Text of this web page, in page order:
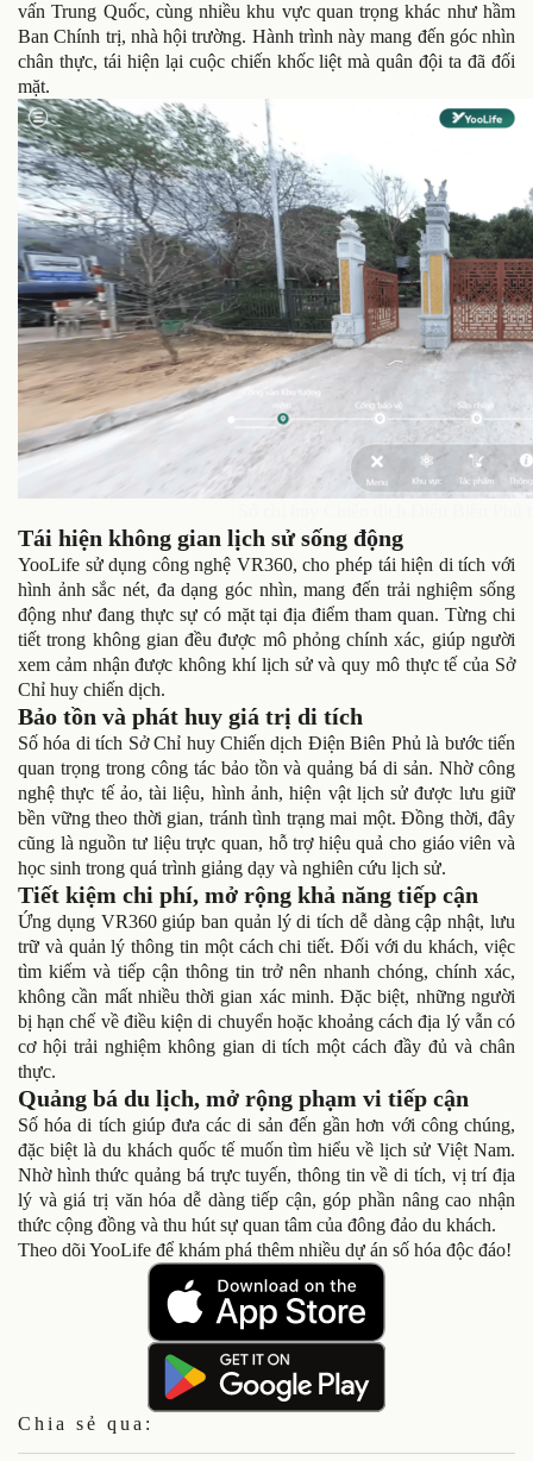
vấn Trung Quốc, cùng nhiều khu vực quan trọng khác như hầm
Ban Chính trị, nhà hội trường. Hành trình này mang đến góc nhìn
chân thực, tái hiện lại cuộc chiến khốc liệt mà quân đội ta đã đối
mặt.
Tái hiện không gian lịch sử sống động
YooLife sử dụng công nghệ VR360, cho phép tái hiện di tích với
hình ảnh sắc nét, đa dạng góc nhìn, mang đến trải nghiệm sống
động như đang thực sự có mặt tại địa điểm tham quan. Từng chi
tiết trong không gian đều được mô phỏng chính xác, giúp người
xem cảm nhận được không khí lịch sử và quy mô thực tế của Sở
Chỉ huy chiến dịch.
Bảo tồn và phát huy giá trị di tích
Số hóa di tích Sở Chỉ huy Chiến dịch Điện Biên Phủ là bước tiến
quan trọng trong công tác bảo tồn và quảng bá di sản. Nhờ công
nghệ thực tế ảo, tài liệu, hình ảnh, hiện vật lịch sử được lưu giữ
bền vững theo thời gian, tránh tình trạng mai một. Đồng thời, đây
cũng là nguồn tư liệu trực quan, hỗ trợ hiệu quả cho giáo viên và
học sinh trong quá trình giảng dạy và nghiên cứu lịch sử.
Tiết kiệm chi phí, mở rộng khả năng tiếp cận
Ứng dụng VR360 giúp ban quản lý di tích dễ dàng cập nhật, lưu
trữ và quản lý thông tin một cách chi tiết. Đối với du khách, việc
tìm kiếm và tiếp cận thông tin trở nên nhanh chóng, chính xác,
không cần mất nhiều thời gian xác minh. Đặc biệt, những người
bị hạn chế về điều kiện di chuyển hoặc khoảng cách địa lý vẫn có
cơ hội trải nghiệm không gian di tích một cách đầy đủ và chân
thực.
Quảng bá du lịch, mở rộng phạm vi tiếp cận
Số hóa di tích giúp đưa các di sản đến gần hơn với công chúng,
đặc biệt là du khách quốc tế muốn tìm hiểu về lịch sử Việt Nam.
Nhờ hình thức quảng bá trực tuyến, thông tin về di tích, vị trí địa
lý và giá trị văn hóa dễ dàng tiếp cận, góp phần nâng cao nhận
thức cộng đồng và thu hút sự quan tâm của đông đảo du khách.
Theo dõi YooLife để khám phá thêm nhiều dự án số hóa độc đáo!
Chia sẻ qua: